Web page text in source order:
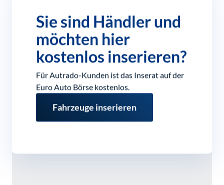
Sie sind Händler und
möchten hier
kostenlos inserieren?
Für Autrado-Kunden ist das Inserat auf der
Euro Auto Börse kostenlos.
Fahrzeuge inserieren